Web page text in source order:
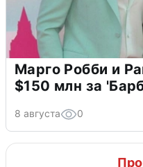
Марго Робби и
$150 млн за
8 августа 0